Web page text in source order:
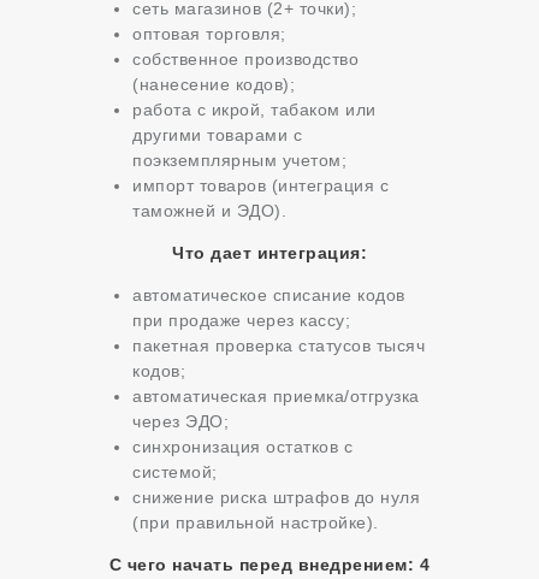
сеть магазинов (2+ точки);
оптовая торговля;
собственное производство
(нанесение кодов);
работа с икрой, табаком или
другими товарами с
поэкземплярным учетом;
импорт товаров (интеграция с
таможней и ЭДО).
Что дает интеграция:
автоматическое списание кодов
при продаже через кассу;
пакетная проверка статусов тысяч
кодов;
автоматическая приемка/отгрузка
через ЭДО;
синхронизация остатков с
системой;
снижение риска штрафов до нуля
(при правильной настройке).
С чего начать перед внедрением: 4